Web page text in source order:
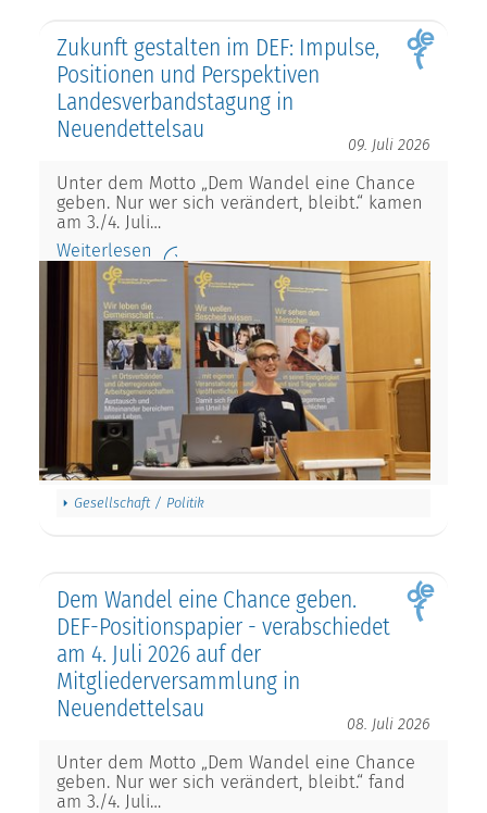
Zukunft gestalten im DEF: Impulse,
Positionen und Perspektiven
Landesverbandstagung in
Neuendettelsau
09. Juli 2026
Unter dem Motto „Dem Wandel eine Chance
geben. Nur wer sich verändert, bleibt.“ kamen
am 3./4. Juli…
Weiterlesen
Gesellschaft / Politik
Dem Wandel eine Chance geben.
DEF-Positionspapier - verabschiedet
am 4. Juli 2026 auf der
Mitgliederversammlung in
Neuendettelsau
08. Juli 2026
Unter dem Motto „Dem Wandel eine Chance
geben. Nur wer sich verändert, bleibt.“ fand
am 3./4. Juli…